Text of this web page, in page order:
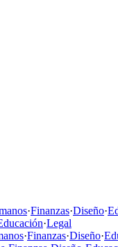
·Finanzas·Diseño·
·Legal
·Finanzas·Diseño·